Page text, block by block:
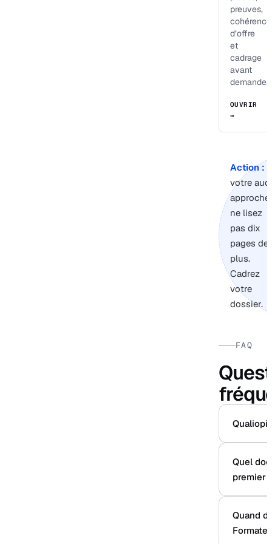
preuves,
cohérence
d’offre
et
cadrage
avant
demande.
OUVRIR
→
Action :
votre
approche,
ne lisez
pas dix
pages de
plus.
Cadrez
votre
dossier.
FAQ
Qualiopi
Quel
premier
Quand